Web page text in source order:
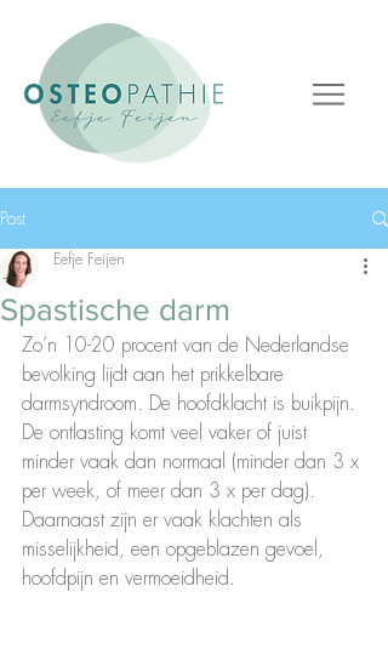
Post
Spastische darm
Eefje Feijen
Zo’n 10-20 procent van de Nederlandse
bevolking lijdt aan het prikkelbare
darmsyndroom. De hoofdklacht is buikpijn.
De ontlasting komt veel vaker of juist
minder vaak dan normaal (minder dan 3 x
per week, of meer dan 3 x per dag).
Daarnaast zijn er vaak klachten als
misselijkheid, een opgeblazen gevoel,
hoofdpijn en vermoeidheid.